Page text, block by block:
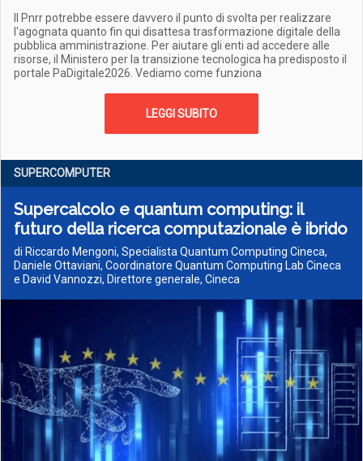
Il Pnrr potrebbe essere davvero il punto di svolta per realizzare
l'agognata quanto fin qui disattesa trasformazione digitale della
pubblica amministrazione. Per aiutare gli enti ad accedere alle
risorse, il Ministero per la transizione tecnologica ha predisposto il
portale PaDigitale2026. Vediamo come funziona
LEGGI SUBITO
SUPERCOMPUTER
Supercalcolo e quantum computing: il
futuro della ricerca computazionale è ibrido
di Riccardo Mengoni, Specialista Quantum Computing Cineca,
Daniele Ottaviani, Coordinatore Quantum Computing Lab Cineca
e David Vannozzi, Direttore generale, Cineca